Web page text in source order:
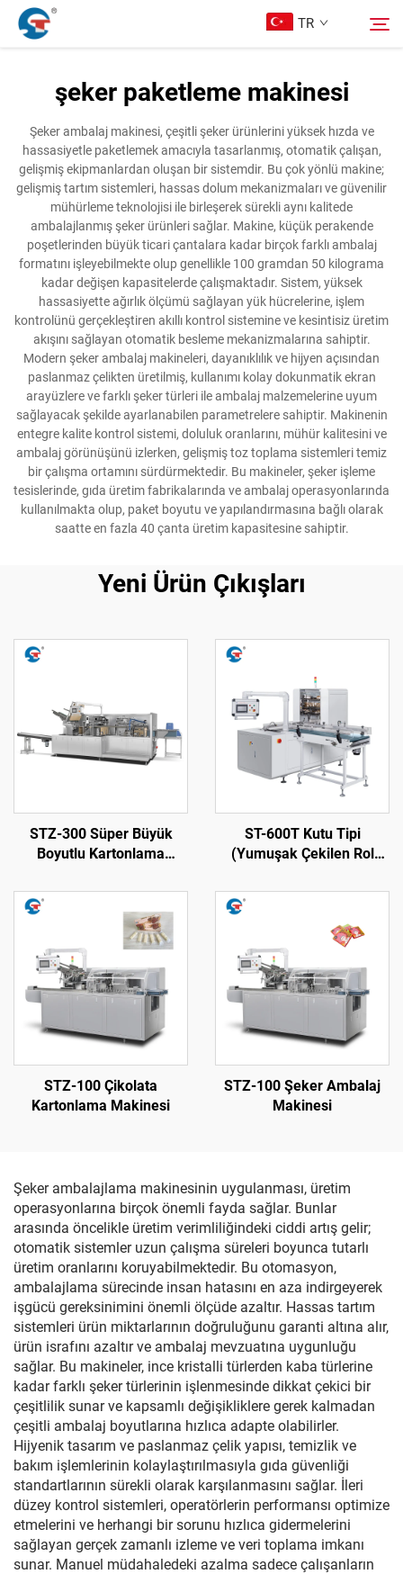
TR
Hakkımızda
Ürünler
Tasarım Örnekleri
Hizmet
Haberler
Bize Ulaşın
Arama
şeker paketleme makinesi
Şeker ambalaj makinesi, çeşitli şeker ürünlerini yüksek hızda ve
hassasiyetle paketlemek amacıyla tasarlanmış, otomatik çalışan,
gelişmiş ekipmanlardan oluşan bir sistemdir. Bu çok yönlü makine;
gelişmiş tartım sistemleri, hassas dolum mekanizmaları ve güvenilir
mühürleme teknolojisi ile birleşerek sürekli aynı kalitede
ambalajlanmış şeker ürünleri sağlar. Makine, küçük perakende
poşetlerinden büyük ticari çantalara kadar birçok farklı ambalaj
formatını işleyebilmekte olup genellikle 100 gramdan 50 kilograma
kadar değişen kapasitelerde çalışmaktadır. Sistem, yüksek
hassasiyette ağırlık ölçümü sağlayan yük hücrelerine, işlem
kontrolünü gerçekleştiren akıllı kontrol sistemine ve kesintisiz üretim
akışını sağlayan otomatik besleme mekanizmalarına sahiptir.
Modern şeker ambalaj makineleri, dayanıklılık ve hijyen açısından
paslanmaz çelikten üretilmiş, kullanımı kolay dokunmatik ekran
arayüzlere ve farklı şeker türleri ile ambalaj malzemelerine uyum
sağlayacak şekilde ayarlanabilen parametrelere sahiptir. Makinenin
entegre kalite kontrol sistemi, doluluk oranlarını, mühür kalitesini ve
ambalaj görünüşünü izlerken, gelişmiş toz toplama sistemleri temiz
bir çalışma ortamını sürdürmektedir. Bu makineler, şeker işleme
tesislerinde, gıda üretim fabrikalarında ve ambalaj operasyonlarında
kullanılmakta olup, paket boyutu ve yapılandırmasına bağlı olarak
saatte en fazla 40 çanta üretim kapasitesine sahiptir.
Yeni Ürün Çıkışları
STZ-300 Süper Büyük
Boyutlu Kartonlama
ST-600T Kutu Tipi
(Yumuşak Çekilen Rol
Kolgeçirme Makinesi
STZ-100 Çikolata
Kartonlama Makinesi
STZ-100 Şeker Ambalaj
Makinesi
Şeker ambalajlama makinesinin uygulanması, üretim
operasyonlarına birçok önemli fayda sağlar. Bunlar
arasında öncelikle üretim verimliliğindeki ciddi artış gelir;
otomatik sistemler uzun çalışma süreleri boyunca tutarlı
üretim oranlarını koruyabilmektedir. Bu otomasyon,
ambalajlama sürecinde insan hatasını en aza indirgeyerek
işgücü gereksinimini önemli ölçüde azaltır. Hassas tartım
sistemleri ürün miktarlarının doğruluğunu garanti altına alır,
ürün israfını azaltır ve ambalaj mevzuatına uygunluğu
sağlar. Bu makineler, ince kristalli türlerden kaba türlerine
kadar farklı şeker türlerinin işlenmesinde dikkat çekici bir
çeşitlilik sunar ve kapsamlı değişikliklere gerek kalmadan
çeşitli ambalaj boyutlarına hızlıca adapte olabilirler.
Hijyenik tasarım ve paslanmaz çelik yapısı, temizlik ve
bakım işlemlerinin kolaylaştırılmasıyla gıda güvenliği
standartlarının sürekli olarak karşılanmasını sağlar. İleri
düzey kontrol sistemleri, operatörlerin performansı optimize
etmelerini ve herhangi bir sorunu hızlıca gidermelerini
sağlayan gerçek zamanlı izleme ve veri toplama imkanı
sunar. Manuel müdahaledeki azalma sadece çalışanların